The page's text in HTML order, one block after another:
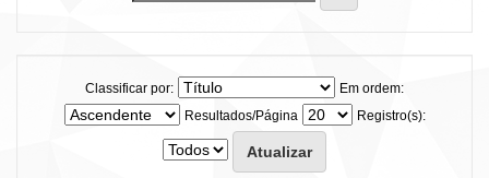
Classificar por:
Em ordem:
Resultados/Página
Registro(s):